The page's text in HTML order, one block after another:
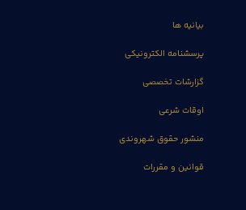
بیانیه ها
پرسشنامه الکترونیکی
گزارشات تخصصی
اوقات شرعی
منشور حقوق شهروندی
قوانین و مقررات